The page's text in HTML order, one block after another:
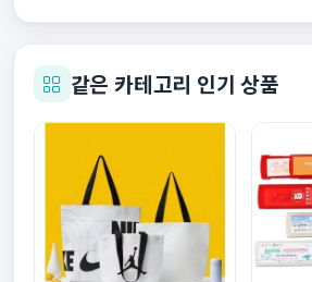
같은 카테고리 인기 상품